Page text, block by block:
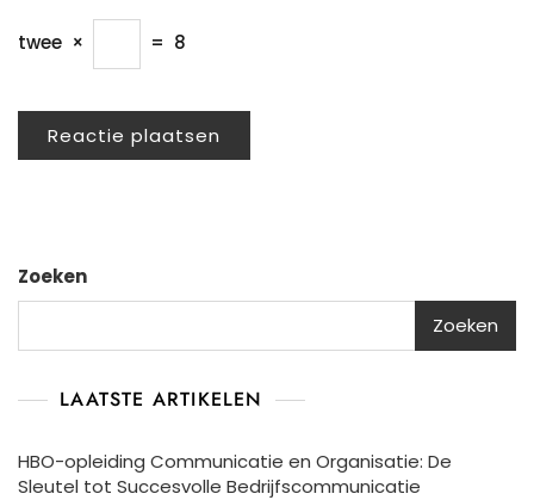
twee × = 8
Zoeken
Zoeken
LAATSTE ARTIKELEN
HBO-opleiding Communicatie en Organisatie: De
Sleutel tot Succesvolle Bedrijfscommunicatie